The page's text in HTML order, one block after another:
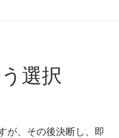
選択
が、その後決断し、即